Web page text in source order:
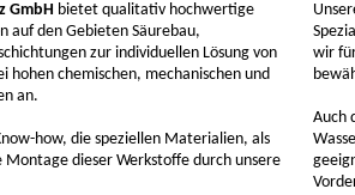
GmbH bietet qualitativ hochwertige
auf den Gebieten Säurebau,
zur individuellen Lösung von
hohen chemischen, mechanischen und
an.
how, die speziellen Materialien, als
Montage dieser Werkstoffe durch unsere
wir
Auch